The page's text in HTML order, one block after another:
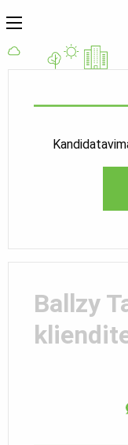
Ballzy